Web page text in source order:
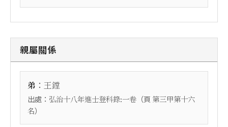
親屬關係
弟 ： 王鏜
出處： 弘治十八年進士登科錄:一卷 （頁 第三甲第十六
名）